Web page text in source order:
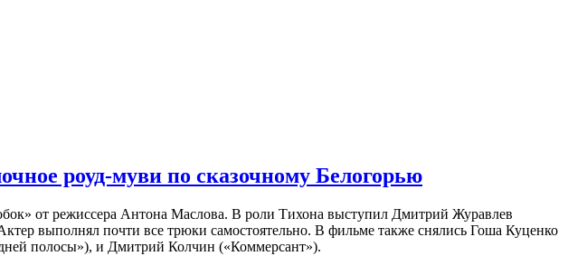
роуд-муви по сказочному Белогорью
от режиссера Антона Маслова. В роли Тихона выступил Дмитрий Журавлев
выполнял почти все трюки самостоятельно. В фильме также снялись Гоша Куценко
полосы»), и Дмитрий Колчин («Коммерсант»).